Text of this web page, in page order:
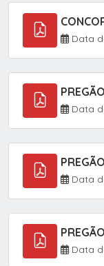
Data
Data
Data
Data